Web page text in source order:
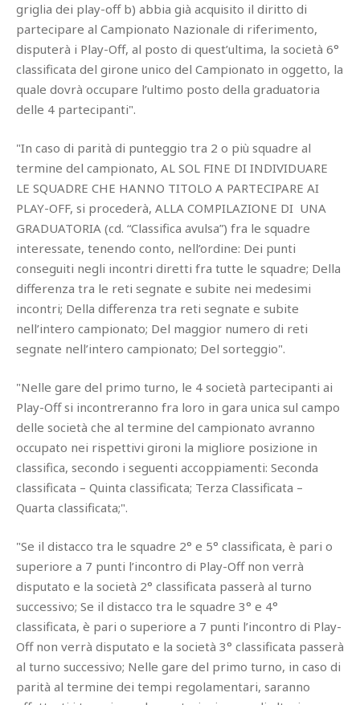
griglia dei play-off b) abbia già acquisito il diritto di
partecipare al Campionato Nazionale di riferimento,
disputerà i Play-Off, al posto di quest’ultima, la società 6°
classificata del girone unico del Campionato in oggetto, la
quale dovrà occupare l’ultimo posto della graduatoria
delle 4 partecipanti".
"In caso di parità di punteggio tra 2 o più squadre al
termine del campionato, AL SOL FINE DI INDIVIDUARE
LE SQUADRE CHE HANNO TITOLO A PARTECIPARE AI
PLAY-OFF, si procederà, ALLA COMPILAZIONE DI UNA
GRADUATORIA (cd. “Classifica avulsa”) fra le squadre
interessate, tenendo conto, nell’ordine: Dei punti
conseguiti negli incontri diretti fra tutte le squadre; Della
differenza tra le reti segnate e subite nei medesimi
incontri; Della differenza tra reti segnate e subite
nell’intero campionato; Del maggior numero di reti
segnate nell’intero campionato; Del sorteggio".
"Nelle gare del primo turno, le 4 società partecipanti ai
Play-Off si incontreranno fra loro in gara unica sul campo
delle società che al termine del campionato avranno
occupato nei rispettivi gironi la migliore posizione in
classifica, secondo i seguenti accoppiamenti: Seconda
classificata – Quinta classificata; Terza Classificata –
Quarta classificata;".
"Se il distacco tra le squadre 2° e 5° classificata, è pari o
superiore a 7 punti l’incontro di Play-Off non verrà
disputato e la società 2° classificata passerà al turno
successivo; Se il distacco tra le squadre 3° e 4°
classificata, è pari o superiore a 7 punti l’incontro di Play-
Off non verrà disputato e la società 3° classificata passerà
al turno successivo; Nelle gare del primo turno, in caso di
parità al termine dei tempi regolamentari, saranno